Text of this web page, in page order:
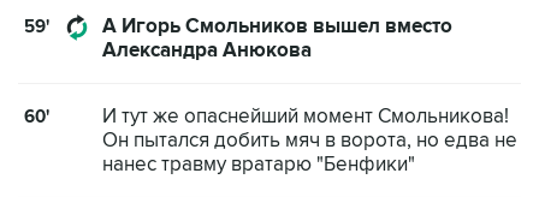
59'
А Игорь Смольников вышел вместо
Александра Анюкова
60'
И тут же опаснейший момент Смольникова!
Он пытался добить мяч в ворота, но едва не
нанес травму вратарю "Бенфики"